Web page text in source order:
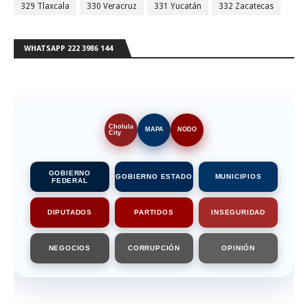
329 Tlaxcala 330 Veracruz 331 Yucatán 332 Zacatecas
WHATSAPP 222 3986 144
Cholula
City
MAPA NODO
GOBIERNO
FEDERAL
GOBIERNO ESTADO MUNICIPIOS
DIPUTADOS PARTIDOS INSEGURIDAD
NEGOCIOS CORRUPCIÓN OPINIÓN